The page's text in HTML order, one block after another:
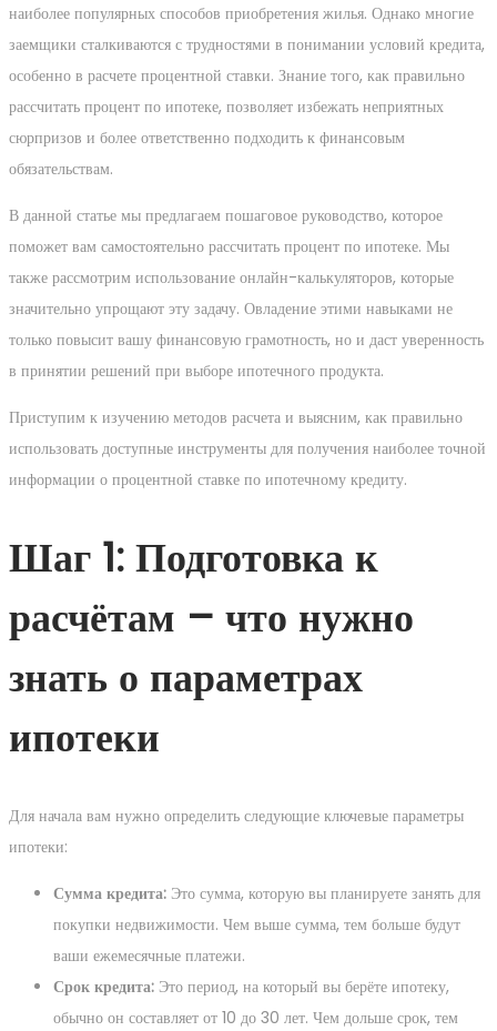
наиболее популярных способов приобретения жилья. Однако многие
заемщики сталкиваются с трудностями в понимании условий кредита,
особенно в расчете процентной ставки. Знание того, как правильно
рассчитать процент по ипотеке, позволяет избежать неприятных
сюрпризов и более ответственно подходить к финансовым
обязательствам.
В данной статье мы предлагаем пошаговое руководство, которое
поможет вам самостоятельно рассчитать процент по ипотеке. Мы
также рассмотрим использование онлайн-калькуляторов, которые
значительно упрощают эту задачу. Овладение этими навыками не
только повысит вашу финансовую грамотность, но и даст уверенность
в принятии решений при выборе ипотечного продукта.
Приступим к изучению методов расчета и выясним, как правильно
использовать доступные инструменты для получения наиболее точной
информации о процентной ставке по ипотечному кредиту.
Шаг 1: Подготовка к
расчётам – что нужно
знать о параметрах
ипотеки
Для начала вам нужно определить следующие ключевые параметры
ипотеки:
Сумма кредита: Это сумма, которую вы планируете занять для
покупки недвижимости. Чем выше сумма, тем больше будут
ваши ежемесячные платежи.
Срок кредита: Это период, на который вы берёте ипотеку,
обычно он составляет от 10 до 30 лет. Чем дольше срок, тем